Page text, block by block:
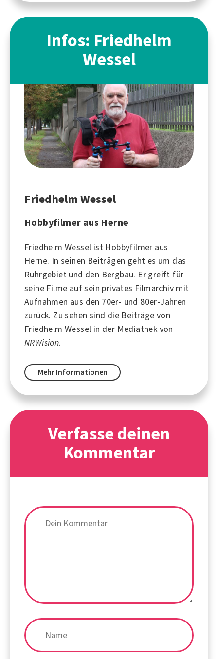
Infos: Friedhelm
Wessel
Friedhelm Wessel
Hobbyfilmer aus Herne
Friedhelm Wessel ist Hobbyfilmer aus
Herne. In seinen Beiträgen geht es um das
Ruhrgebiet und den Bergbau. Er greift für
seine Filme auf sein privates Filmarchiv mit
Aufnahmen aus den 70er- und 80er-Jahren
zurück. Zu sehen sind die Beiträge von
Friedhelm Wessel in der Mediathek von
NRWision.
Mehr Informationen
Verfasse deinen
Kommentar